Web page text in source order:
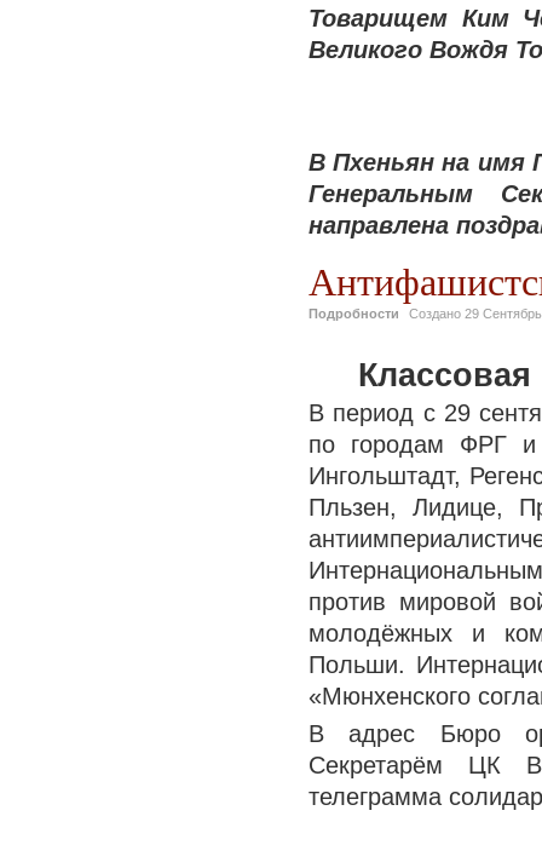
Товарищем Ким
Великого Вождя
В Пхеньян на имя
Генеральным
направлена
Подробности Создано 29
В период с 29
по городам ФРГ
Ингольштадт,
Пльзен, Лидице,
против мировой
молодёжных и
Польши.
«Мюнхенского
В адрес Бюро
Секретарём ЦК
телеграмма